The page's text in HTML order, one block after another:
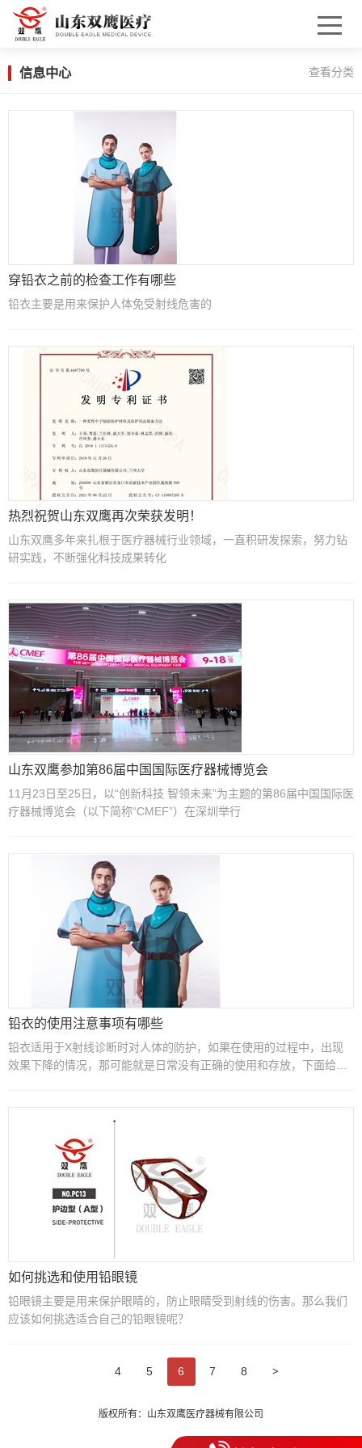
信息中心 查看分类
穿铅衣之前的检查工作有哪些
铅衣主要是用来保护人体免受射线危害的
热烈祝贺山东双鹰再次荣获发明！
山东双鹰多年来扎根于医疗器械行业领域，一直积研发探索，努力钻
研实践，不断强化科技成果转化
山东双鹰参加第86届中国国际医疗器械博览会
11月23日至25日，以“创新科技 智领未来”为主题的第86届中国国际医
疗器械博览会（以下简称“CMEF”）在深圳举行
铅衣的使用注意事项有哪些
铅衣适用于X射线诊断时对人体的防护，如果在使用的过程中，出现
效果下降的情况，那可能就是日常没有正确的使用和存放，下面给大
如何挑选和使用铅眼镜
铅眼镜主要是用来保护眼睛的，防止眼睛受到射线的伤害。那么我们
应该如何挑选适合自己的铅眼镜呢？
4 5 6 7 8 >
版权所有：山东双鹰医疗器械有限公司
扫描微信二维码